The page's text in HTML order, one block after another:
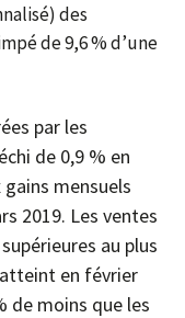
des
de 9,6 % d’une
par les
de 0,9 % en
mensuels
2019. Les ventes
au plus
en février
de moins que les